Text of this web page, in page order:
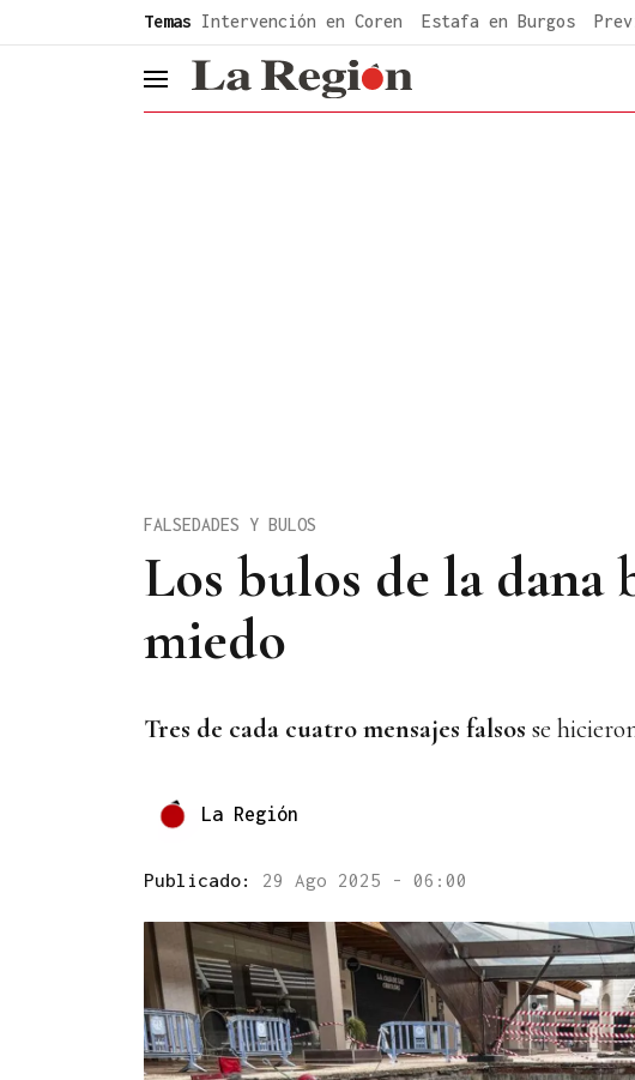
Temas Intervención en Coren Estafa en Burgos
header.menu.open
Los bulos de la dana
miedo
FALSEDADES Y BULOS
Tres de cada cuatro mensajes falsos se
La Región
Publicado: 29 Ago 2025 - 06:00